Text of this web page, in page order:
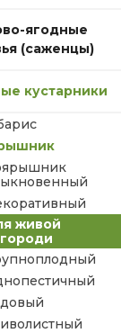
ягодные
(саженцы)
кустарники
живой